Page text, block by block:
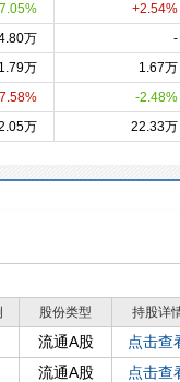
+2.54%
万 -
1.79万 1.67万
-2.48%
万 22.33万
股份类型 持股详
流通A股
点击查
流通A股
点击查